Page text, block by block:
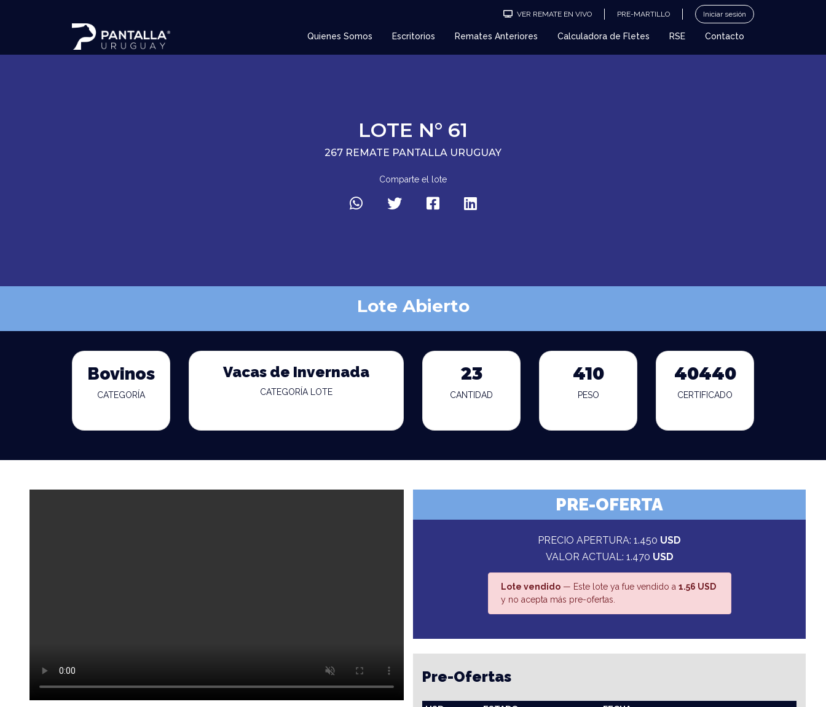
VER REMATE EN VIVO PRE-MARTILLO Iniciar sesión
Quienes Somos Escritorios Remates Anteriores Calculadora de Fletes RSE Contacto
LOTE N° 61
267 REMATE PANTALLA URUGUAY
Comparte el lote
Lote Abierto
Bovinos
CATEGORÍA
Vacas de Invernada
CATEGORÍA LOTE
23
CANTIDAD
410
PESO
40440
CERTIFICADO
PRE-OFERTA
PRECIO APERTURA: 1.450 USD
VALOR ACTUAL: 1.470 USD
Lote vendido— Este lote ya fue vendido a 1.56 USD
y no acepta más pre-ofertas.
Pre-Ofertas